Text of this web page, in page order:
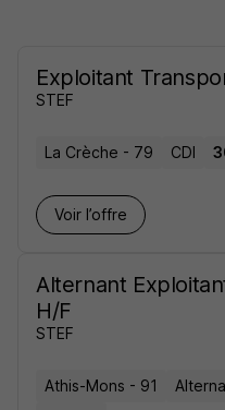
Exploitant
STEF
La Crèche - 79 CDI
Voir l’offre
Alternant
H/F
STEF
Athis-Mons - 91